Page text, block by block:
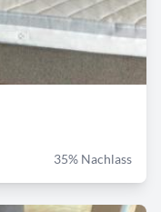
35% Nachlass